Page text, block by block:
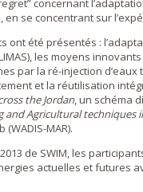
concernant
en se concentrant sur
ont été présentés :
les moyens
par la ré-injection d’eaux
et la réutilisation
the Jordan, un schéma
and Agricultural techniques
MAR).
de SWIM, les
actuelles et futures